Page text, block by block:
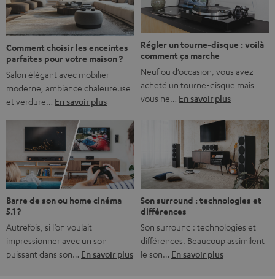
bonne nouvelle, c’est […]
Comment choisir les enceintes
parfaites pour votre maison ?
Salon élégant avec mobilier
moderne, ambiance chaleureuse
et verdure… En savoir plus
Régler un tourne-disque : voilà
comment ça marche
Neuf ou d’occasion, vous avez
acheté un tourne-disque mais
vous ne… En savoir plus
Barre de son ou home cinéma
5.1 ?
Autrefois, si l’on voulait
impressionner avec un son
puissant dans son… En savoir plus
Son surround : technologies et
différences
Son surround : technologies et
différences. Beaucoup assimilent
le son… En savoir plus